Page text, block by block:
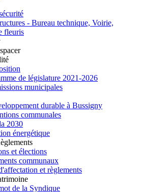
- Bureau technique, Voirie,
fleuris
de législature 2021-2026
municipales
durable à Bussigny
communales
2030
énergétique
et élections
communaux
et règlements